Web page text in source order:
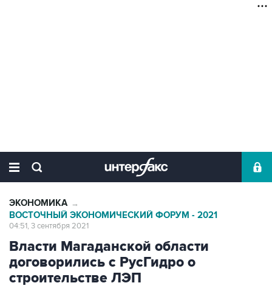
ЭКОНОМИКА →
ВОСТОЧНЫЙ ЭКОНОМИЧЕСКИЙ ФОРУМ - 2021
04:51, 3 сентября 2021
Власти Магаданской области
договорились с РусГидро о
строительстве ЛЭП